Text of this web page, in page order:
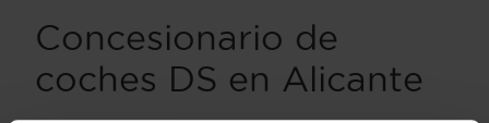
Concesionario de
coches DS en Alicante